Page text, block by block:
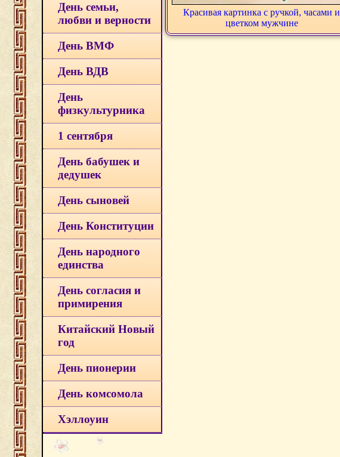
День семьи,
любви и верности
День ВМФ
День ВДВ
День
физкультурника
1 сентября
День бабушек и
дедушек
День сыновей
День Конституции
День народного
единства
День согласия и
примирения
Китайский Новый
год
День пионерии
День комсомола
Хэллоуин
Красивая картинка с ручкой, часами и
цветком мужчине